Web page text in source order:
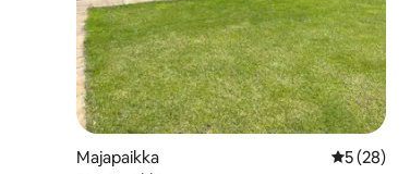
Majapaikka
5 (28)